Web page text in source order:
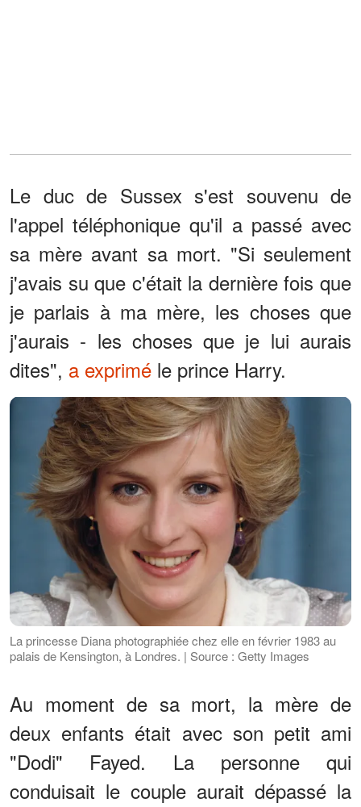
Le duc de Sussex s'est souvenu de
l'appel téléphonique qu'il a passé avec
sa mère avant sa mort. "Si seulement
j'avais su que c'était la dernière fois que
je parlais à ma mère, les choses que
j'aurais - les choses que je lui aurais
dites", a exprimé le prince Harry.
La princesse Diana photographiée chez elle en février 1983 au
palais de Kensington, à Londres. | Source : Getty Images
Au moment de sa mort, la mère de
deux enfants était avec son petit ami
"Dodi" Fayed. La personne qui
conduisait le couple aurait dépassé la